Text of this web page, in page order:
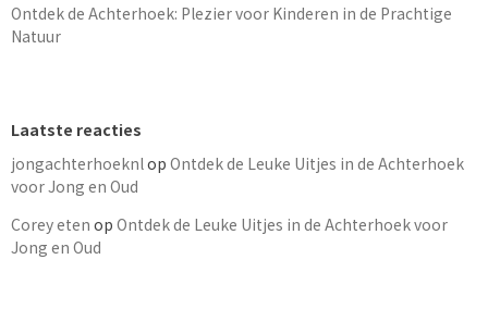
Ontdek de Achterhoek: Plezier voor Kinderen in de Prachtige
Natuur
Laatste reacties
jongachterhoeknl op Ontdek de Leuke Uitjes in de Achterhoek
voor Jong en Oud
Corey eten op Ontdek de Leuke Uitjes in de Achterhoek voor
Jong en Oud